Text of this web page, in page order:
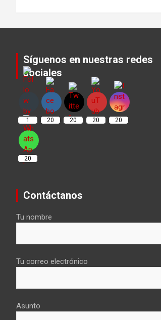
Síguenos en nuestras redes
sociales
1 20 20 20 20
20
Contáctanos
Tu nombre
Tu correo electrónico
Asunto